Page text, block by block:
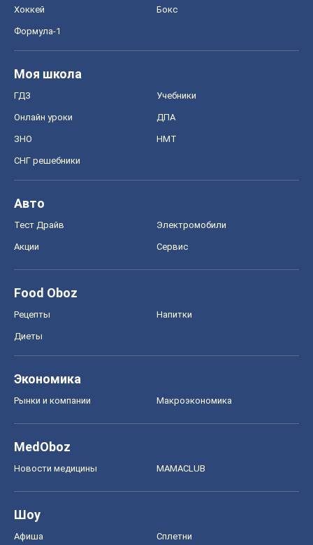
Хоккей Бокс
Формула-1
Моя школа
ГДЗ Учебники
Онлайн уроки ДПА
ЗНО НМТ
СНГ решебники
Авто
Тест Драйв Электромобили
Акции Сервис
Food Oboz
Рецепты Напитки
Диеты
Экономика
Рынки и компании Mакроэкономика
MedOboz
Новости медицины MAMACLUB
Шоу
Афиша Сплетни